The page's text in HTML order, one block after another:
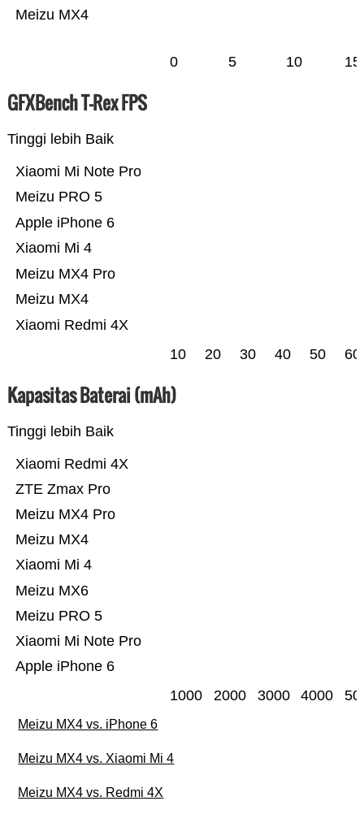
Meizu MX4
0 5 10 15
GFXBench T-Rex FPS
Tinggi lebih Baik
Xiaomi Redmi 4X
Meizu MX4
Meizu MX4 Pro
Xiaomi Mi 4
Apple iPhone 6
Meizu PRO 5
Xiaomi Mi Note Pro
10 20 30 40 50 60
Kapasitas Baterai (mAh)
Tinggi lebih Baik
Apple iPhone 6
Xiaomi Mi Note Pro
Meizu PRO 5
Meizu MX6
Xiaomi Mi 4
Meizu MX4
Meizu MX4 Pro
ZTE Zmax Pro
Xiaomi Redmi 4X
1000 2000 3000 4000
Meizu MX4 vs. iPhone 6
Meizu MX4 vs. Xiaomi Mi 4
Meizu MX4 vs. Redmi 4X